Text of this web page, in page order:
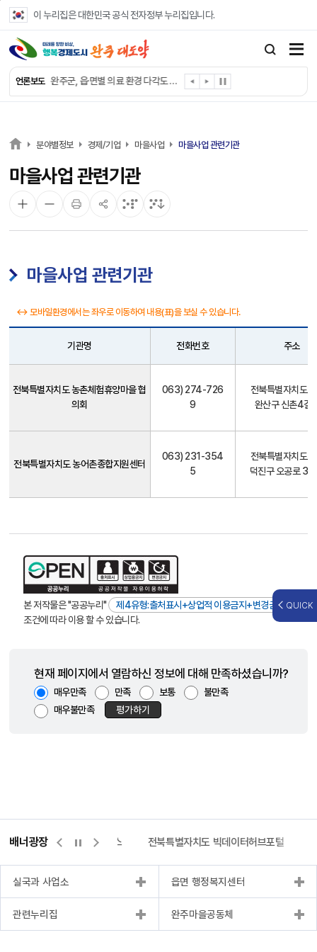
이 누리집은 대한민국 공식 전자정부 누리집입니다.
언론보도
완주군, ‘수의계약 총량제’ 개편 운영
완주군 청소년, 초록우산 지원으로 치과 치료
완주군, 읍·면별 의료 환경 다각도 진단한다
완주군, 모바일 헬스케어 “내 건강 변화 직접 확인”
전북은행, 완주군에 ‘시원키트’ 60세트 기탁
분야별정보 경제/기업 마을사업 마을사업 관련기관
마을사업 관련기관
마을사업 관련기관
↔ 모바일환경에서는 좌우로 이동하여 내용(표)을 보실 수 있습니다.
을
체
업
기관명 전화번호 주소
전북특별자치도 농촌체험휴양마을 협
의회
063) 274-726
9
전북특별자치도
완산구 신촌4길
전북특별자치도 농어촌종합지원센터
063) 231-354
5
전북특별자치도
덕진구 오공로
본 저작물은 "공공누리"
제4유형:출처표시+상업적 이용금지+변경금지
조건에 따라 이용 할 수 있습니다.
현재 페이지에서 열람하신 정보에 대해 만족하셨습니까?
매우만족 만족 보통
불만족
매우불만족
평가하기
QUICK
배너광장
량바로처리센터 위택스 전북특별자치도 빅데이터허브포털
실국과 사업소 읍면 행정복지센터
관련누리집 완주마을공동체